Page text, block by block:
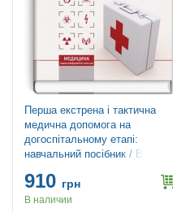
Перша екстрена і тактична
медична допомога на
догоспітальному етапі:
навчальний посібник / В.С.
Паламар та ін. — 4-е видання
910 грн
В наличии